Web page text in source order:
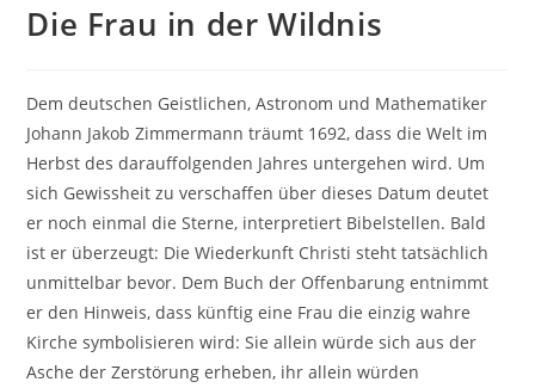
Die Frau in der Wildnis
Dem deutschen Geistlichen, Astronom und Mathematiker
Johann Jakob Zimmermann träumt 1692, dass die Welt im
Herbst des darauffolgenden Jahres untergehen wird. Um
sich Gewissheit zu verschaffen über dieses Datum deutet
er noch einmal die Sterne, interpretiert Bibelstellen. Bald
ist er überzeugt: Die Wiederkunft Christi steht tatsächlich
unmittelbar bevor. Dem Buch der Offenbarung entnimmt
er den Hinweis, dass künftig eine Frau die einzig wahre
Kirche symbolisieren wird: Sie allein würde sich aus der
Asche der Zerstörung erheben, ihr allein würden